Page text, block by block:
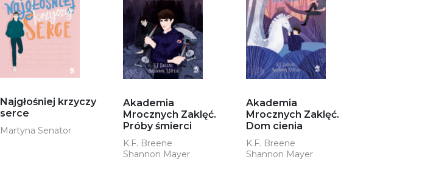
Najgłośniej krzyczy
serce
Martyna Senator
Akademia
Mrocznych Zaklęć.
Próby śmierci
K.F. Breene
Shannon Mayer
Akademia
Mrocznych Zaklęć.
Dom cienia
K.F. Breene
Shannon Mayer